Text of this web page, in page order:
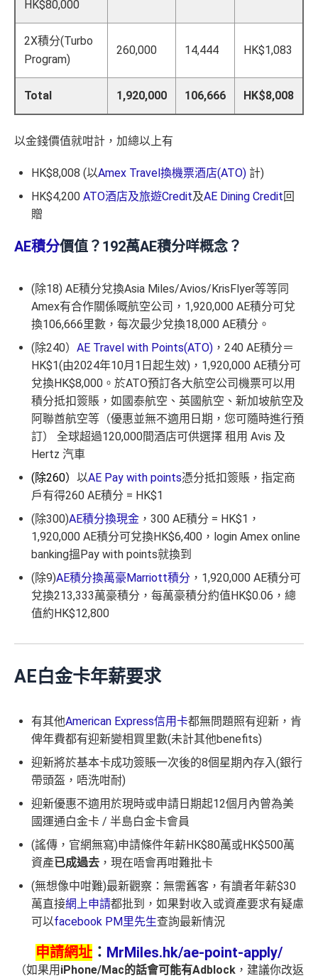
HK$80,000
2X積分(Turbo
Program)
260,000 14,444 HK$1,083
Total 1,920,000 106,666 HK$8,008
以金錢價值就咁計，加總以上有
HK$8,008 (以Amex Travel換機票酒店(ATO) 計)
HK$4,200 ATO酒店及旅遊Credit及AE Dining Credit 回
贈
AE積分價值？192萬AE積分咩概念？
(除18) AE積分兌換Asia Miles/Avios/KrisFlyer等等同
Amex有合作關係嘅航空公司，1,920,000 AE積分可兌
換106,666里數，每次最少兌換18,000 AE積分。
(除240） AE Travel with Points(ATO) ，240 AE積分＝
HK$1(由2024年10月1日起生效)，1,920,000 AE積分可
兌換HK$8,000。於ATO預訂各大航空公司機票可以用
積分抵扣簽賬，如國泰航空、英國航空、新加坡航空及
阿聯酋航空等（優惠並無不適用日期，您可隨時進行預
訂） 全球超過120,000間酒店可供選擇 租用 Avis 及
Hertz 汽車
(除260） 以AE Pay with points憑分抵扣簽賬，指定商
戶有得260 AE積分 = HK$1
(除300)AE積分換現金 ，300 AE積分 = HK$1，
1,920,000 AE積分可兌換HK$6,400，login Amex online
banking搵Pay with points就換到
(除9)AE積分換萬豪Marriott積分 ，1,920,000 AE積分可
兌換213,333萬豪積分，每萬豪積分約值HK$0.06，總
值約HK$12,800
AE白金卡年薪要求
有其他American Express信用卡都無問題照有迎新，肯
俾年費都有迎新變相買里數(未計其他benefits)
迎新將於基本卡成功簽賬一次後的8個星期內存入(銀行
帶頭盔，唔洗咁耐)
迎新優惠不適用於現時或申請日期起12個月內曾為美
國運通白金卡 / 半島白金卡會員
(謠傳，官網無寫)申請條件年薪HK$80萬或HK$500萬
資產已成過去 ，現在唔會再咁難批卡
(無想像中咁難)最新觀察：無需舊客，有讀者年薪$30
萬直接網上申請都批到，如果對收入或資產要求有疑慮
可以facebook PM里先生查詢最新情況
申請網址 ： MrMiles.hk/ae-point-apply/
（如果用 iPhone/Mac的話會可能有Adblock，建議你改返